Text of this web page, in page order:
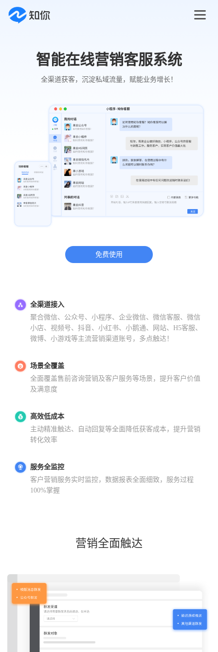
智能在线营销客服系统
全渠道获客，沉淀私域流量，赋能业务增长！
免费使用
全渠道接入
聚合微信、公众号、小程序、企业微信、微信客服、微信
小店、视频号、抖音、小红书、小鹅通、网站、H5客服、
微博、小游戏等主流营销渠道账号，多点触达！
场景全覆盖
全面覆盖售前咨询营销及客户服务等场景，提升客户价值
及满意度
高效低成本
主动精准触达、自动回复等全面降低获客成本，提升营销
转化效率
服务全监控
客户营销服务实时监控，数据报表全面细致，服务过程
100%掌握
营销全面触达